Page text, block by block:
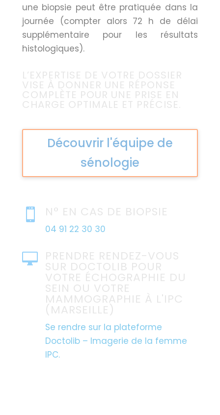
une biopsie peut être pratiquée dans la
journée (compter alors 72 h de délai
supplémentaire pour les résultats
histologiques).
L’EXPERTISE DE VOTRE DOSSIER
VISE À DONNER UNE RÉPONSE
COMPLÈTE POUR UNE PRISE EN
CHARGE OPTIMALE ET PRÉCISE.
Découvrir l'équipe de
sénologie
 N° EN CAS DE BIOPSIE
04 91 22 30 30
 PRENDRE RENDEZ-VOUS
SUR DOCTOLIB POUR
VOTRE ÉCHOGRAPHIE DU
SEIN OU VOTRE
MAMMOGRAPHIE À L'IPC
(MARSEILLE)
Se rendre sur la plateforme
Doctolib – Imagerie de la femme
IPC.